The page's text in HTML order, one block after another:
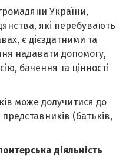
України,
які перебувають
є дієздатними та
надавати допомогу,
бачення та цінності
може долучитися до
(батьків,
діяльність